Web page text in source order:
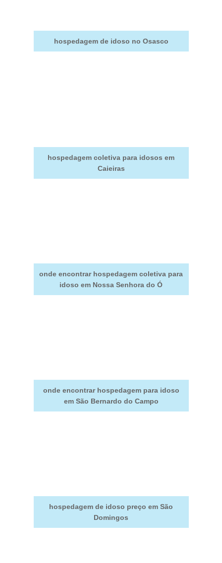
hospedagem de idoso no Osasco
hospedagem coletiva para idosos em
Caieiras
onde encontrar hospedagem coletiva para
idoso em Nossa Senhora do Ó
onde encontrar hospedagem para idoso
em São Bernardo do Campo
hospedagem de idoso preço em São
Domingos